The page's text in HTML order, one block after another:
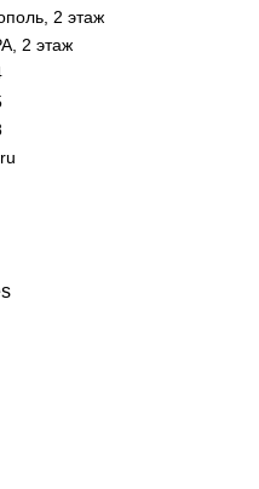
2 этаж
2 этаж